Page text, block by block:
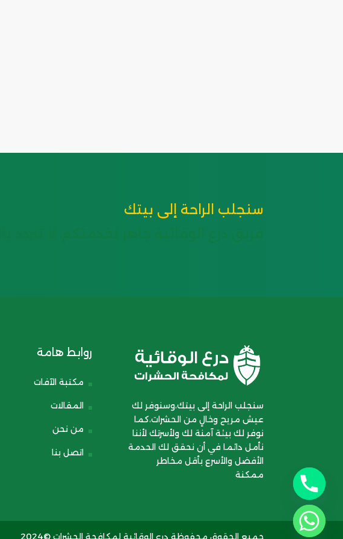
سنجلب الراحة إلى بيتك
سنجلب الراحة إلى بيتك،وسنوفر لك
عيش مريح وخالٍ من الحشرات،كما
نوفر لك بيئة آمنة لك ولأسرتك لأننا
نأمل دائما في أن نحقق لك الحدمة
الأفضل والأسرع بأقل مخاطر
ممكنة
روابط هامة
مكتبة الآفات
المقالات
من نحن
اتصل بنا
جميع الحقوق محفوظة درع الوقائية لمكافحة الحشرات ©2024